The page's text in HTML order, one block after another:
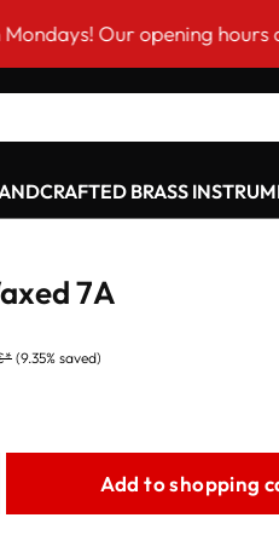
Our opening hours are
BRASS
7A
(9.35% saved)
Add to shopping